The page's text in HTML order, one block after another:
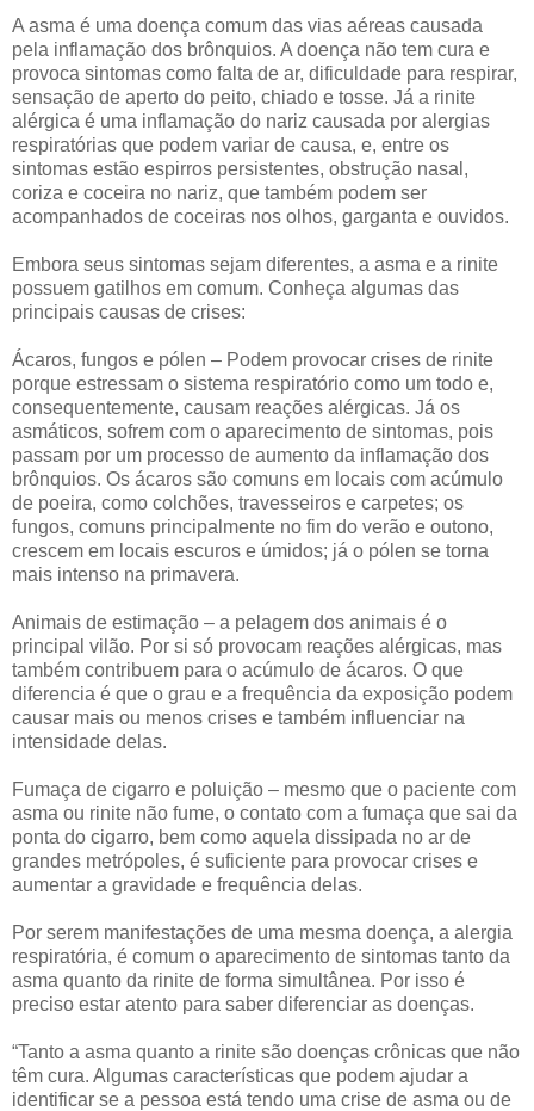
A asma é uma doença comum das vias aéreas causada
pela inflamação dos brônquios. A doença não tem cura e
provoca sintomas como falta de ar, dificuldade para respirar,
sensação de aperto do peito, chiado e tosse. Já a rinite
alérgica é uma inflamação do nariz causada por alergias
respiratórias que podem variar de causa, e, entre os
sintomas estão espirros persistentes, obstrução nasal,
coriza e coceira no nariz, que também podem ser
acompanhados de coceiras nos olhos, garganta e ouvidos.
Embora seus sintomas sejam diferentes, a asma e a rinite
possuem gatilhos em comum. Conheça algumas das
principais causas de crises:
Ácaros, fungos e pólen – Podem provocar crises de rinite
porque estressam o sistema respiratório como um todo e,
consequentemente, causam reações alérgicas. Já os
asmáticos, sofrem com o aparecimento de sintomas, pois
passam por um processo de aumento da inflamação dos
brônquios. Os ácaros são comuns em locais com acúmulo
de poeira, como colchões, travesseiros e carpetes; os
fungos, comuns principalmente no fim do verão e outono,
crescem em locais escuros e úmidos; já o pólen se torna
mais intenso na primavera.
Animais de estimação – a pelagem dos animais é o
principal vilão. Por si só provocam reações alérgicas, mas
também contribuem para o acúmulo de ácaros. O que
diferencia é que o grau e a frequência da exposição podem
causar mais ou menos crises e também influenciar na
intensidade delas.
Fumaça de cigarro e poluição – mesmo que o paciente com
asma ou rinite não fume, o contato com a fumaça que sai da
ponta do cigarro, bem como aquela dissipada no ar de
grandes metrópoles, é suficiente para provocar crises e
aumentar a gravidade e frequência delas.
Por serem manifestações de uma mesma doença, a alergia
respiratória, é comum o aparecimento de sintomas tanto da
asma quanto da rinite de forma simultânea. Por isso é
preciso estar atento para saber diferenciar as doenças.
“Tanto a asma quanto a rinite são doenças crônicas que não
têm cura. Algumas características que podem ajudar a
identificar se a pessoa está tendo uma crise de asma ou de